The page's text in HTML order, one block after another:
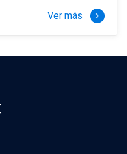
Ver más keyboard_arrow_right